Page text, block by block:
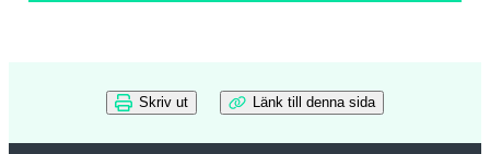
Skriv ut Länk till denna sida